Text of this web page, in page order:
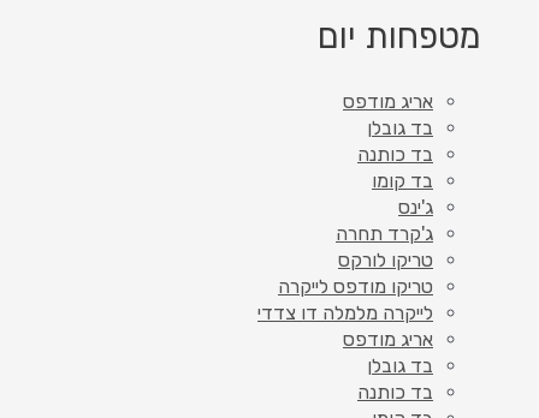
מטפחות יום
אריג מודפס
בד גובלן
בד כותנה
בד קומו
ג'ינס
ג'קרד תחרה
טריקו לורקס
טריקו מודפס לייקרה
לייקרה מלמלה דו צדדי
אריג מודפס
בד גובלן
בד כותנה